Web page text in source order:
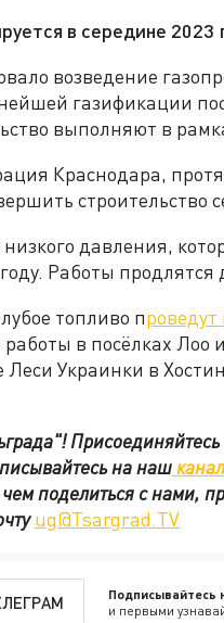
в середине 2023
возведение
газификации
выполняют в
Краснодара,
строительство
давления,
Работы продлятся
топливо проведут
в посёлках
Украинки в
на наш
поделиться с нами,
ug@Tsargrad.TV
Подписывайтесь
и первыми